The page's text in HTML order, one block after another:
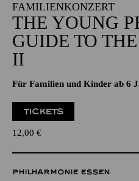
FAMILIENKONZERT
THE YOUNG
GUIDE TO
II
Für Familien und Kinder ab 6
TICKETS
12,00 €
PHILHARMONIE ESSEN